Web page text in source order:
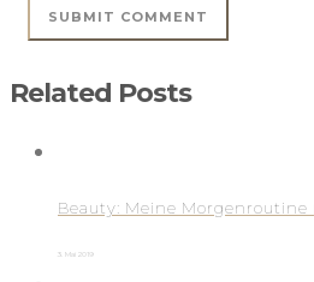
Related Posts
Beauty: Meine
3. Mai 2019